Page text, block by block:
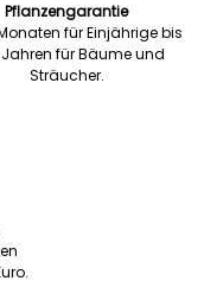
Pflanzengarantie
für Einjährige bis
Jahren für Bäume und
Sträucher.